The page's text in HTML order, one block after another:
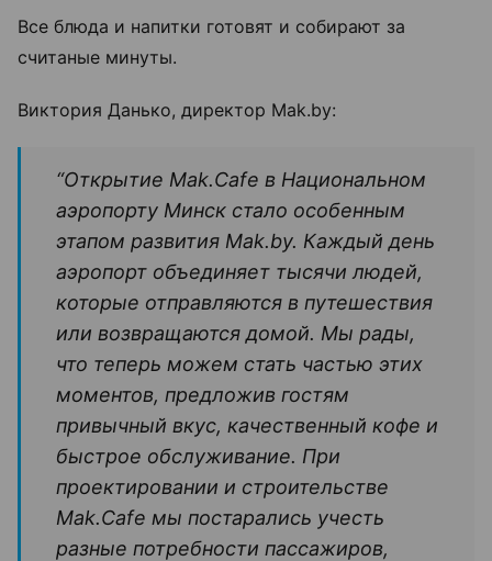
Все блюда и напитки готовят и собирают за
считаные минуты.
Виктория Данько, директор Mak.by:
“Открытие Mak.Cafe в Национальном
аэропорту Минск стало особенным
этапом развития Mak.by. Каждый день
аэропорт объединяет тысячи людей,
которые отправляются в путешествия
или возвращаются домой. Мы рады,
что теперь можем стать частью этих
моментов, предложив гостям
привычный вкус, качественный кофе и
быстрое обслуживание. При
проектировании и строительстве
Mak.Cafe мы постарались учесть
разные потребности пассажиров,